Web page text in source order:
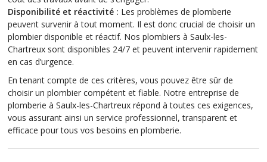
Disponibilité et réactivité : Les problèmes de plomberie
peuvent survenir à tout moment. Il est donc crucial de choisir un
plombier disponible et réactif. Nos plombiers à Saulx-les-
Chartreux sont disponibles 24/7 et peuvent intervenir rapidement
en cas d’urgence.
En tenant compte de ces critères, vous pouvez être sûr de
choisir un plombier compétent et fiable. Notre entreprise de
plomberie à Saulx-les-Chartreux répond à toutes ces exigences,
vous assurant ainsi un service professionnel, transparent et
efficace pour tous vos besoins en plomberie.